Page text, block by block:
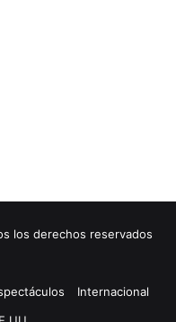
los derechos reservados
Internacional